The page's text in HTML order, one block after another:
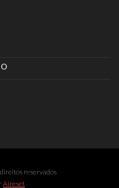
reservados
Aireset